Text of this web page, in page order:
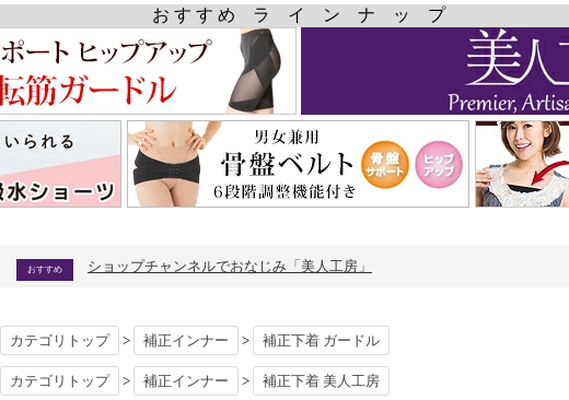
お す す め ラ イ ン ナ ッ プ
ショップチャンネルでおなじみ「美人工房」
カテゴリトップ > 補正インナー > 補正下着 ガードル
カテゴリトップ > 補正インナー > 補正下着 美人工房